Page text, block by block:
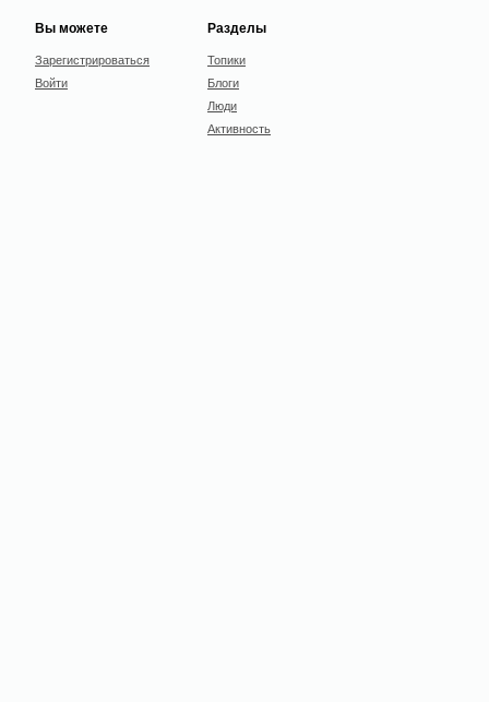
Вы можете
Зарегистрироваться
Войти
Разделы
Топики
Блоги
Люди
Активность